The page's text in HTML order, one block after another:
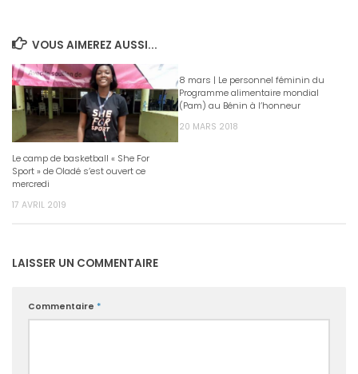
VOUS AIMEREZ AUSSI...
Le camp de basketball « She For
Sport » de Oladé s’est ouvert ce
mercredi
17 AVRIL 2019
8 mars | Le personnel féminin du
Programme alimentaire mondial
(Pam) au Bénin à l’honneur
20 MARS 2018
LAISSER UN COMMENTAIRE
Commentaire *